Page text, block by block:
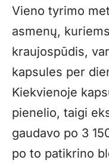
Vieno tyrimo
asmenų,
kraujospūdis,
kapsules per
Kiekvienoje
pienelio, taigi
gaudavo po 3
po to patikrino